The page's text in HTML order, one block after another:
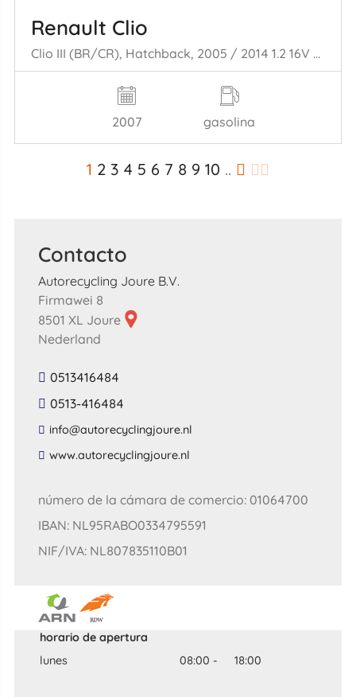
Renault Clio
Clio III (BR/CR), Hatchback, 2005 / 2014 1.2 16V TCe 100
2007 gasolina
1 2 3 4 5 6 7 8 9 10 ..
Contacto
Autorecycling Joure B.V.
Firmawei 8
8501 XL Joure
Nederland
0513416484
0513-416484
​info​@​autorecyclingjoure​.​nl​
​www​.​autorecyclingjoure​.​nl​
número de la cámara de comercio: 01064700
IBAN: NL95RABO0334795591
NIF/IVA: NL807835110B01
horario de apertura
lunes
08:00 - 18:00